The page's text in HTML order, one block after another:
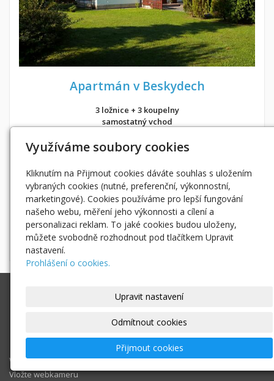
Apartmán v Beskydech
3 ložnice + 3 koupelny
samostatný vchod
Radhošť
Rožnov pod Radhoštěm
Frenštát pod Radhoštěm
Kopřivnice
v soukromí jako doma
Možnost objednání ubytování také přesAirbnbneboBooking
radek@hodak.cz
Webové kamery
Vložte webkameru
Využíváme soubory cookies
Kliknutím na Přijmout cookies dáváte souhlas s uložením
vybraných cookies (nutné, preferenční, výkonnostní,
marketingové). Cookies používáme pro lepší fungování
našeho webu, měření jeho výkonnosti a cílení a
personalizaci reklam. To jaké cookies budou uloženy,
můžete svobodně rozhodnout pod tlačítkem Upravit
nastavení.
Prohlášení o cookies.
Upravit nastavení
Odmítnout cookies
Přijmout cookies